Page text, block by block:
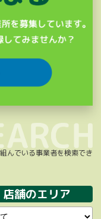
んでいる事業者を検索でき
店舗のエリア